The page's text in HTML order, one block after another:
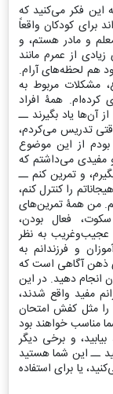
این فکر می‌کنید که
برای کودکان واقعاً
و مادر هستم، و
از عمرم مانند
هم لحظه‌های آرام.
مشکلات مربوط به
کرده‌ام. همۀ افراد
آن‌ها یاد بگیرند ــ
تدریس می‌کردم،
از این موضوع
مفیدی می‌داشتم که
و تمرین کنم ــ
را کنترل کنم،
من همۀ تمرین‌های
فعال بودن،
به نظر
و فرزندانم به
ذهن آگاهی است که
انجام دهید. در این
مفید واقع شدند،
را مثل کفش امتحان
مناسب خواهند بود
و برخی دیگر
ــ این شما هستید
یا برای استفاده